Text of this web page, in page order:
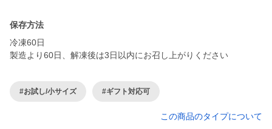
保存方法
冷凍60日
製造より60日、解凍後は3日以内にお召し上がりください
#お試し/小サイズ #ギフト対応可
この商品のタイプについて